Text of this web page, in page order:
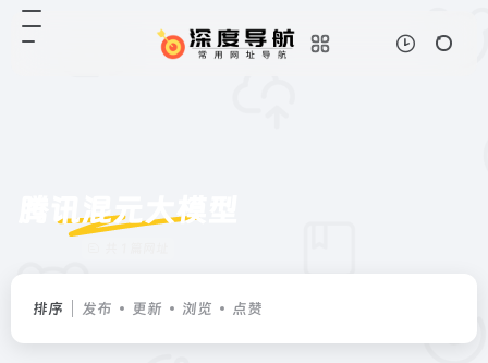
腾讯混元大模型
排序 发布 更新 浏览 点赞